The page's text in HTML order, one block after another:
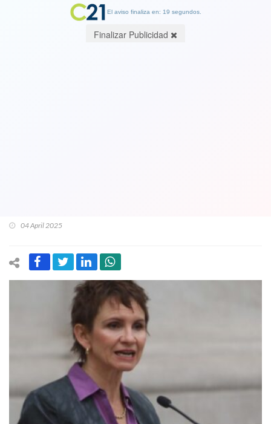
04 April 2025
El aviso finaliza en: 19 segundos.
Finalizar Publicidad